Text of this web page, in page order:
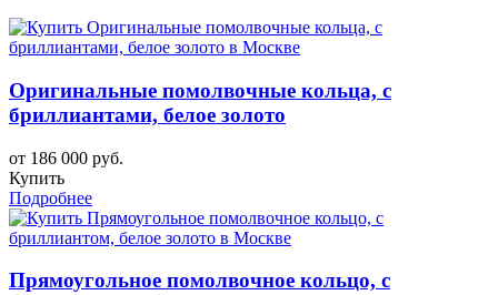
Оригинальные помолвочные кольца, с
бриллиантами, белое золото
от 186 000 руб.
Купить
Подробнее
Прямоугольное помолвочное кольцо, с